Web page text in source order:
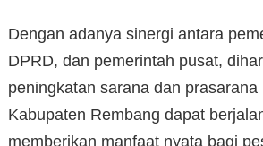
Dengan adanya sinergi antara
DPRD, dan pemerintah pusat,
peningkatan sarana dan prasarana
Kabupaten Rembang dapat
memberikan manfaat nyata bagi